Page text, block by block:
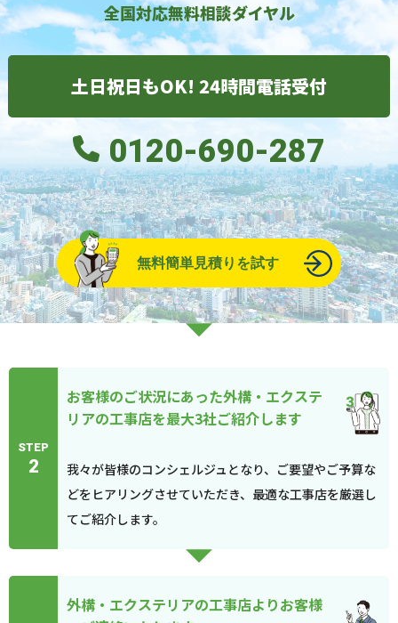
全国対応無料相談ダイヤル
土日祝日もOK! 24時間電話受付
0120-690-287
無料簡単見積りを試す
STEP
2
お客様のご状況にあった外構・エクステ
リアの工事店を最大3社ご紹介します
我々が皆様のコンシェルジュとなり、ご要望やご予算な
どをヒアリングさせていただき、最適な工事店を厳選し
てご紹介します。
外構・エクステリアの工事店よりお客様